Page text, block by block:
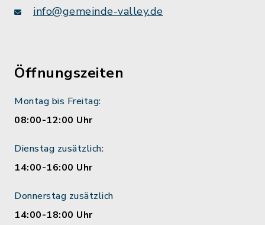
info@gemeinde-valley.de
Öffnungszeiten
Montag bis Freitag:
08:00-12:00 Uhr
Dienstag zusätzlich:
14:00-16:00 Uhr
Donnerstag zusätzlich
14:00-18:00 Uhr